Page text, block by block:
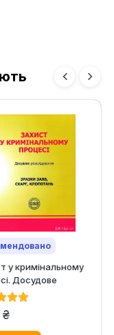
у кримінальному
Досудове
Зразки
грн.